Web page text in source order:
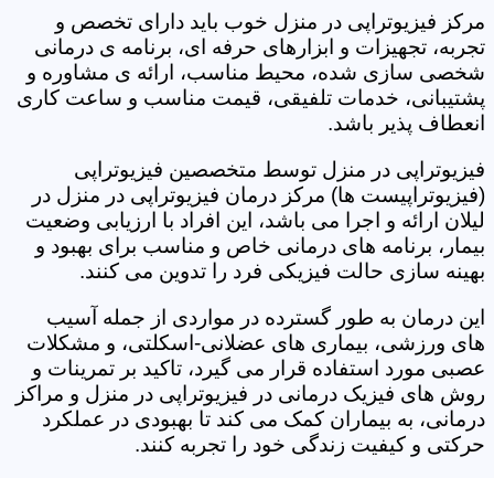
مرکز فیزیوتراپی در منزل خوب باید دارای تخصص و
تجربه، تجهیزات و ابزارهای حرفه ای، برنامه ی درمانی
شخصی سازی شده، محیط مناسب، ارائه ی مشاوره و
پشتیبانی، خدمات تلفیقی، قیمت مناسب و ساعت کاری
انعطاف پذیر باشد.
فیزیوتراپی در منزل توسط متخصصین فیزیوتراپی
(فیزیوتراپیست ها) مرکز درمان فیزیوتراپی در منزل در
لیلان ارائه و اجرا می باشد، این افراد با ارزیابی وضعیت
بیمار، برنامه های درمانی خاص و مناسب برای بهبود و
بهینه سازی حالت فیزیکی فرد را تدوین می کنند.
این درمان به طور گسترده در مواردی از جمله آسیب
های ورزشی، بیماری های عضلانی-اسکلتی، و مشکلات
عصبی مورد استفاده قرار می گیرد، تاکید بر تمرینات و
روش های فیزیک درمانی در فیزیوتراپی در منزل و مراکز
درمانی، به بیماران کمک می کند تا بهبودی در عملکرد
حرکتی و کیفیت زندگی خود را تجربه کنند.